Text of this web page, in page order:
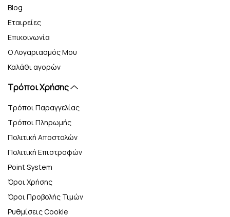
Blog
Εταιρείες
Επικοινωνία
Ο Λογαριασμός Μου
Καλάθι αγορών
Τρόποι Χρήσης
Τρόποι Παραγγελίας
Τρόποι Πληρωμής
Πολιτική Αποστολών
Πολιτική Επιστροφών
Point System
Όροι Χρήσης
Όροι Προβολής Τιμών
Ρυθμίσεις Cookie